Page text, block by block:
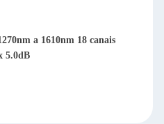
a 1610nm 18 canais
5.0dB